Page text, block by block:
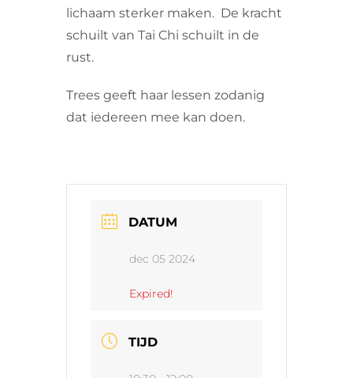
lichaam sterker maken. De kracht
schuilt van Tai Chi schuilt in de
rust.
Trees geeft haar lessen zodanig
dat iedereen mee kan doen.
DATUM
dec 05 2024
Expired!
TIJD